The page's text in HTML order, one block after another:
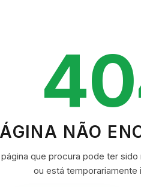
NÃO
que procura pode ter
ou está temporariamente